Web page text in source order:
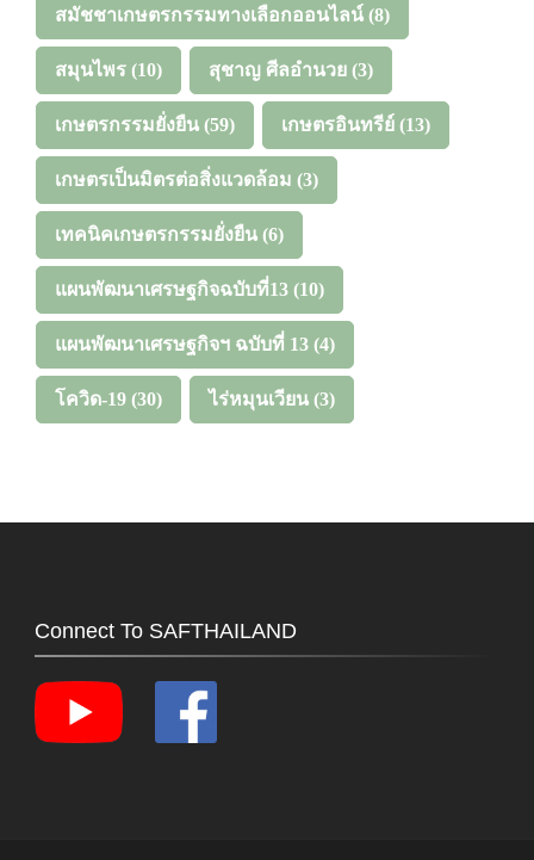
สมัชชาเกษตรกรรมทางเลือกออนไลน์ (8)
สมุนไพร (10) สุชาญ ศีลอำนวย (3)
เกษตรกรรมยั่งยืน (59) เกษตรอินทรีย์ (13)
เกษตรเป็นมิตรต่อสิ่งแวดล้อม (3)
เทคนิคเกษตรกรรมยั่งยืน (6)
แผนพัฒนาเศรษฐกิจฉบับที่13 (10)
แผนพัฒนาเศรษฐกิจฯ ฉบับที่ 13 (4)
โควิด-19 (30) ไร่หมุนเวียน (3)
Connect To SAFTHAILAND